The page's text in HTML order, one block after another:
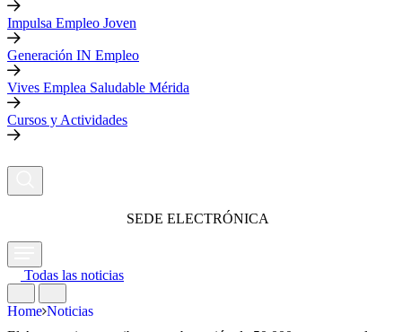
Impulsa Empleo Joven
Generación IN Empleo
Vives Emplea Saludable Mérida
Cursos y Actividades
SEDE ELECTRÓNICA
Todas las noticias
Home Noticias